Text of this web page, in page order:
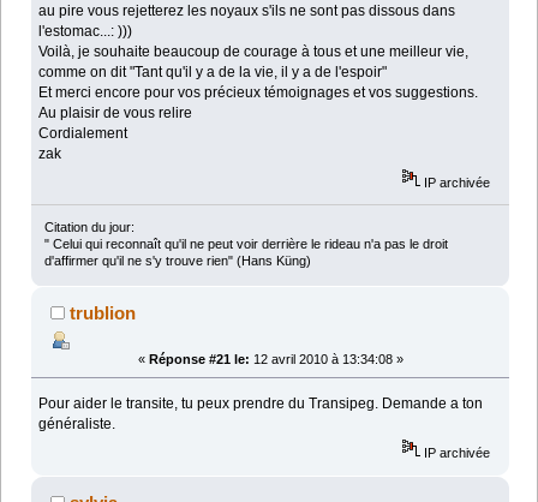
au pire vous rejetterez les noyaux s'ils ne sont pas dissous dans
l'estomac...: )))
Voilà, je souhaite beaucoup de courage à tous et une meilleur vie,
comme on dit "Tant qu'il y a de la vie, il y a de l'espoir"
Et merci encore pour vos précieux témoignages et vos suggestions.
Au plaisir de vous relire
Cordialement
zak
IP archivée
Citation du jour:
" Celui qui reconnaît qu'il ne peut voir derrière le rideau n'a pas le droit
d'affirmer qu'il ne s'y trouve rien" (Hans Küng)
trublion
« Réponse #21 le: 12 avril 2010 à 13:34:08 »
Pour aider le transite, tu peux prendre du Transipeg. Demande a ton
généraliste.
IP archivée